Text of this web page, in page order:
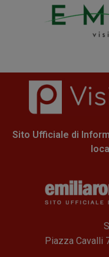
Sito Ufficiale di
Piazza Cavalli